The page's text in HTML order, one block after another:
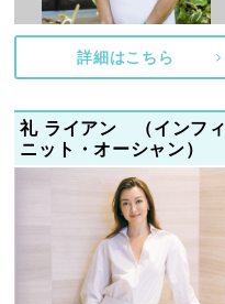
詳細はこちら
礼 ライアン （インフィ
ニット・オーシャン）